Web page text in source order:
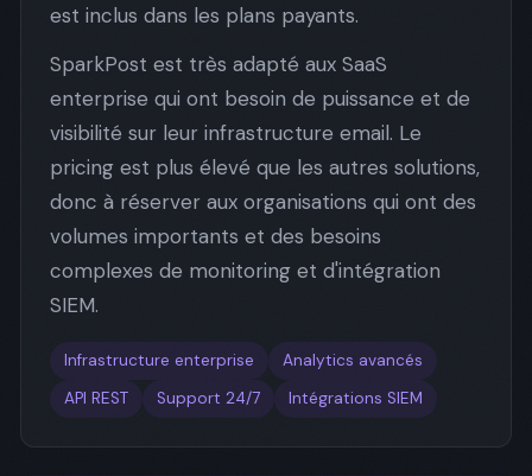
est inclus dans les plans payants.
SparkPost est très adapté aux SaaS
enterprise qui ont besoin de puissance et de
visibilité sur leur infrastructure email. Le
pricing est plus élevé que les autres solutions,
donc à réserver aux organisations qui ont des
volumes importants et des besoins
complexes de monitoring et d'intégration
SIEM.
Infrastructure enterprise
Analytics avancés
API REST
Support 24/7 Intégrations SIEM